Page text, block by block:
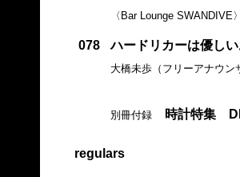
〈Bar Lounge SWANDIVE
078 ハードリカーは優し
大橋未歩（フリーアナウン
別冊付録 時計特集
regulars